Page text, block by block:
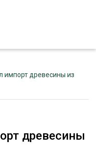
импорт древесины из
древесины